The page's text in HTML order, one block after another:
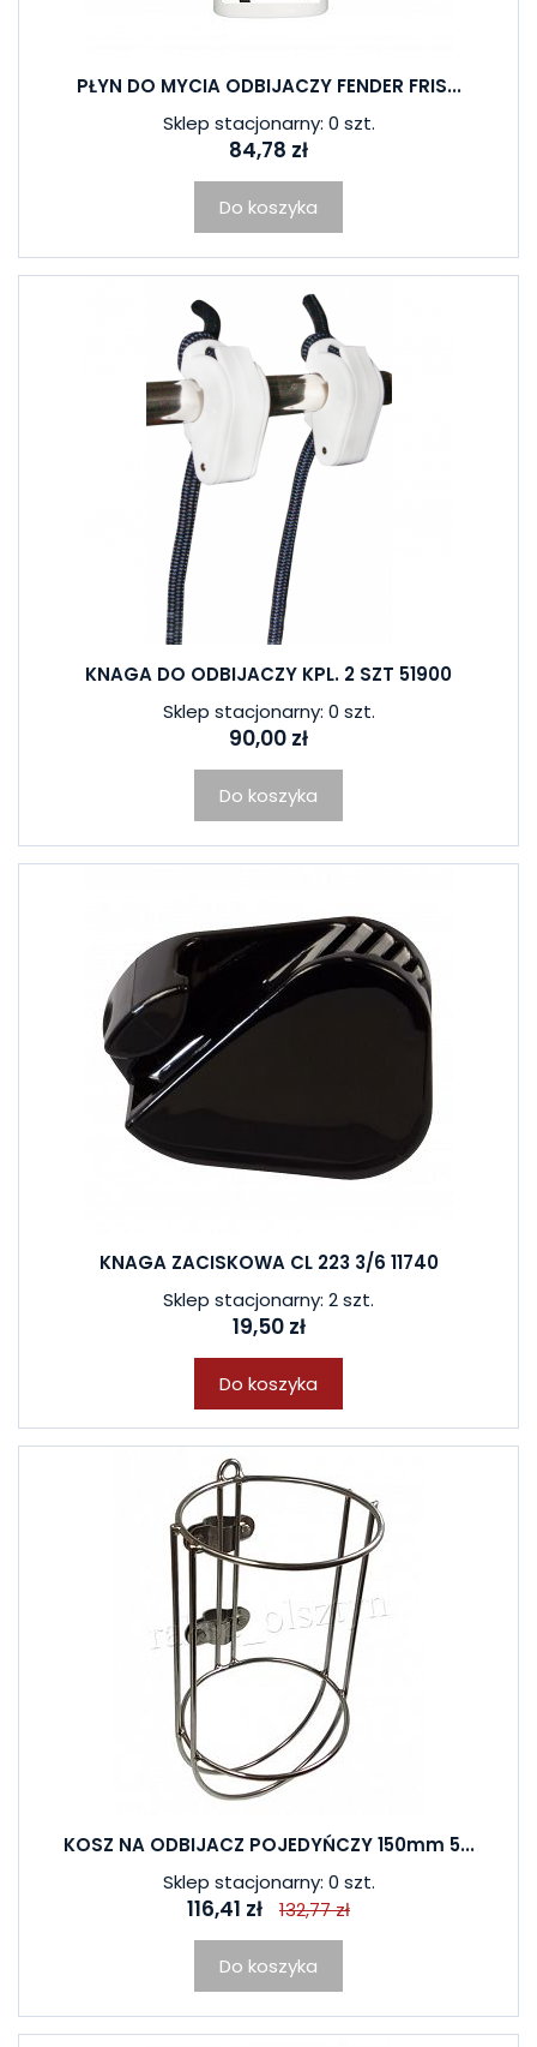
PŁYN DO MYCIA ODBIJACZY FENDER FRIS...
Sklep stacjonarny: 0 szt.
84,78 zł
Do koszyka
KNAGA DO ODBIJACZY KPL. 2 SZT 51900
Sklep stacjonarny: 0 szt.
90,00 zł
Do koszyka
KNAGA ZACISKOWA CL 223 3/6 11740
Sklep stacjonarny: 2 szt.
19,50 zł
Do koszyka
KOSZ NA ODBIJACZ POJEDYŃCZY 150mm 5...
Sklep stacjonarny: 0 szt.
116,41 zł 132,77 zł
Do koszyka